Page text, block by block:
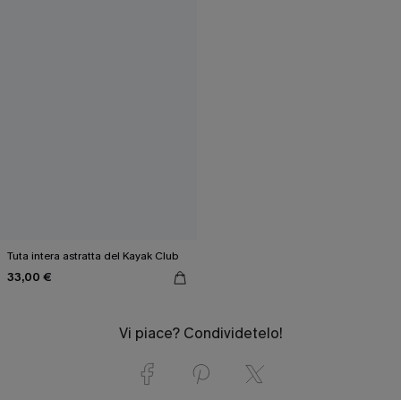
Tuta intera astratta del Kayak Club
33,00 €
Vi piace? Condividetelo!